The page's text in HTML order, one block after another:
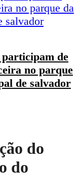
de
no parque
de salvador
do
do